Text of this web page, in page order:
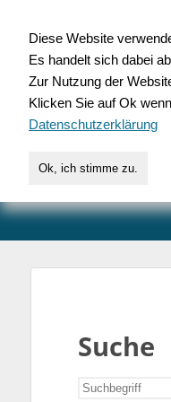
für
Suche
Diese Website
Es handelt sich dabei
Zur Nutzung der
Klicken Sie auf Ok
Datenschutzerklärung
Ok, ich stimme zu.